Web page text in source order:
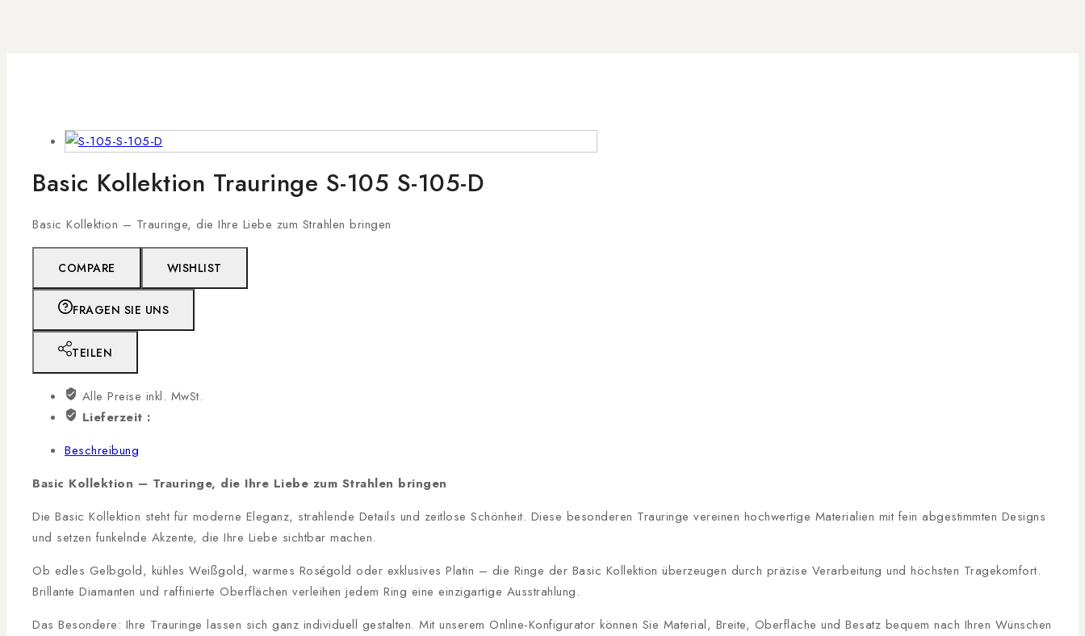
Basic Kollektion Trauringe S-105 S-105-D
Basic Kollektion – Trauringe, die Ihre Liebe zum Strahlen bringen
COMPARE WISHLIST
FRAGEN SIE UNS
TEILEN
Alle Preise inkl. MwSt.
Lieferzeit :
Beschreibung
Basic Kollektion – Trauringe, die Ihre Liebe zum Strahlen bringen
Die Basic Kollektion steht für moderne Eleganz, strahlende Details und zeitlose Schönheit. Diese besonderen Trauringe vereinen hochwertige Materialien mit fein abgestimmten Designs
und setzen funkelnde Akzente, die Ihre Liebe sichtbar machen.
Ob edles Gelbgold, kühles Weißgold, warmes Roségold oder exklusives Platin – die Ringe der Basic Kollektion überzeugen durch präzise Verarbeitung und höchsten Tragekomfort.
Brillante Diamanten und raffinierte Oberflächen verleihen jedem Ring eine einzigartige Ausstrahlung.
Das Besondere: Ihre Trauringe lassen sich ganz individuell gestalten. Mit unserem Online-Konfigurator können Sie Material, Breite, Oberfläche und Besatz bequem nach Ihren Wünschen